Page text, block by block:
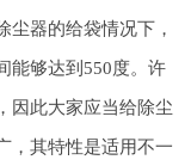
尘器的给袋情况下，
能够达到550度。许
因此大家应当给除尘
，其特性是适用不一